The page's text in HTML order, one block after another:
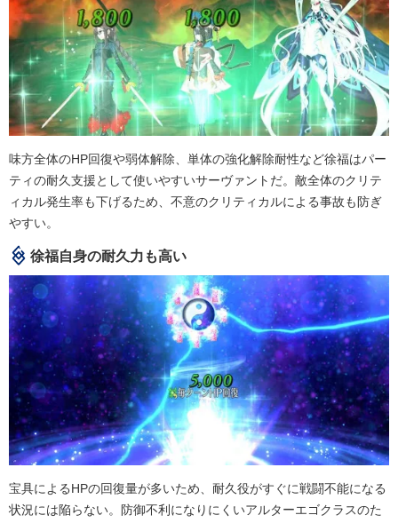
味方全体のHP回復や弱体解除、単体の強化解除耐性など徐福はパー
ティの耐久支援として使いやすいサーヴァントだ。敵全体のクリテ
ィカル発生率も下げるため、不意のクリティカルによる事故も防ぎ
やすい。
徐福自身の耐久力も高い
宝具によるHPの回復量が多いため、耐久役がすぐに戦闘不能になる
状況には陥らない。防御不利になりにくいアルターエゴクラスのた